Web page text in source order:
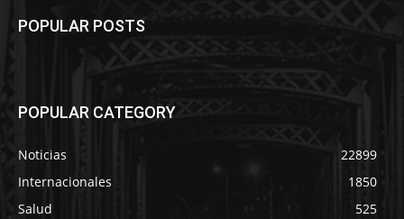
POPULAR POSTS
POPULAR CATEGORY
Noticias
22899
Internacionales
1850
Salud
525